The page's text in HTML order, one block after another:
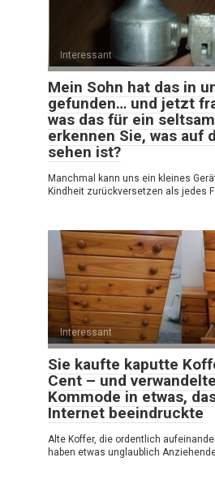
Interessant
Mein Sohn hat das in
gefunden… und jetzt
was das für ein
erkennen Sie, was auf
sehen ist?
Manchmal kann uns ein kleines
Kindheit zurückversetzen als jedes
Interessant
Sie kaufte kaputte
Cent – und
Kommode in etwas,
Internet beeindruckte
Alte Koffer, die ordentlich
haben etwas unglaublich